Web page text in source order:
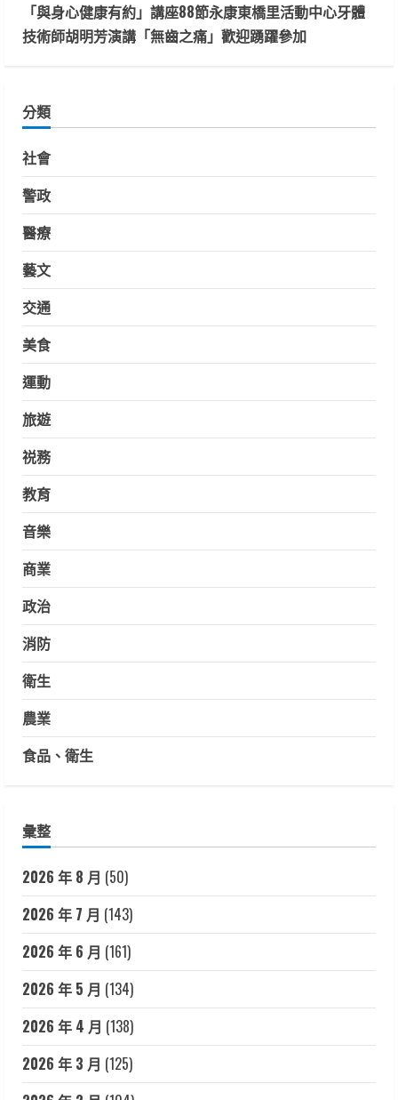
「與身心健康有約」講座88節永康東橋里活動中心牙體
技術師胡明芳演講「無齒之痛」歡迎踴躍參加
分類
社會
警政
醫療
藝文
交通
美食
運動
旅遊
祱務
教育
音樂
商業
政治
消防
衛生
農業
食品、衛生
彙整
2026 年 8 月 (50)
2026 年 7 月 (143)
2026 年 6 月 (161)
2026 年 5 月 (134)
2026 年 4 月 (138)
2026 年 3 月 (125)